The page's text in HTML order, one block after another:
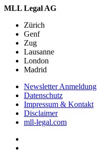
MLL Legal AG
Zürich
Genf
Zug
Lausanne
London
Madrid
Newsletter Anmeldung
Datenschutz
Impressum & Kontakt
Disclaimer
mll-legal.com